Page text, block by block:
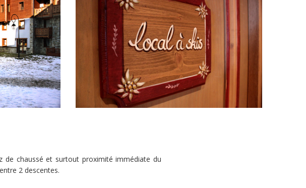
de chaussé et surtout proximité immédiate du
2 descentes.